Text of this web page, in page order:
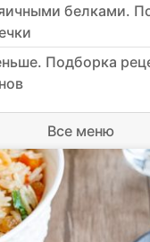
белками.
Подборка
Все меню